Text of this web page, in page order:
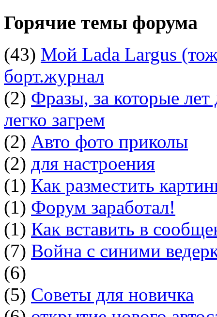
Горячие темы форума
(43) Мой Lada Largus
борт.журнал
(2) Фразы, за которые
легко загрем
(2) Авто фото приколы
(2) для настроения
(1) Как разместить
(1) Форум заработал!
(1) Как вставить в
(7) Война с синими
(6)
(5) Советы для новичка